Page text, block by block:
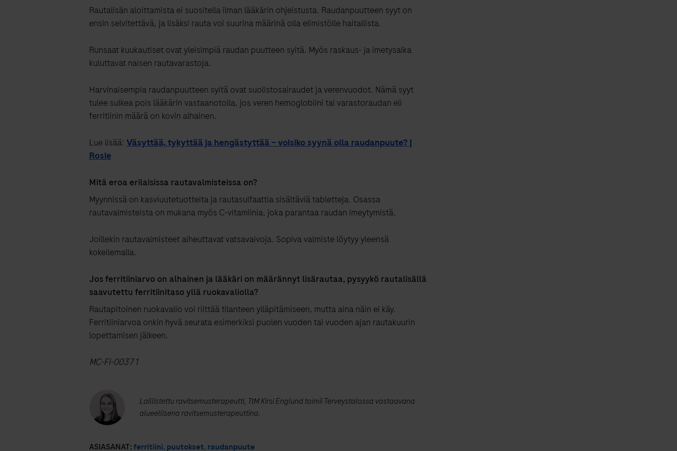
Rautalisän aloittamista ei suositella ilman lääkärin ohjeistusta. Raudanpuutteen syyt on
ensin selvitettävä, ja lisäksi rauta voi suurina määrinä olla elimistölle haitallista.
Runsaat kuukautiset ovat yleisimpiä raudan puutteen syitä. Myös raskaus- ja imetysaika
kuluttavat naisen rautavarastoja.
Harvinaisempia raudanpuutteen syitä ovat suolistosairaudet ja verenvuodot. Nämä syyt
tulee sulkea pois lääkärin vastaanotolla, jos veren hemoglobiini tai varastoraudan eli
ferritiinin määrä on kovin alhainen.
Lue lisää: Väsyttää, tykyttää ja hengästyttää – voisiko syynä olla raudanpuute? |
Rosie
Mitä eroa erilaisissa rautavalmisteissa on?
Myynnissä on kasviuutetuotteita ja rautasulfaattia sisältäviä tabletteja. Osassa
rautavalmisteista on mukana myös C-vitamiinia, joka parantaa raudan imeytymistä.
Joillekin rautavalmisteet aiheuttavat vatsavaivoja. Sopiva valmiste löytyy yleensä
kokeilemalla.
Jos ferritiiniarvo on alhainen ja lääkäri on määrännyt lisärautaa, pysyykö rautalisällä
saavutettu ferritiinitaso yllä ruokavaliolla?
Rautapitoinen ruokavalio voi riittää tilanteen ylläpitämiseen, mutta aina näin ei käy.
Ferritiiniarvoa onkin hyvä seurata esimerkiksi puolen vuoden tai vuoden ajan rautakuurin
lopettamisen jälkeen.
MC-FI-00371
Laillistettu ravitsemusterapeutti, TtM Kirsi Englund toimii Terveystalossa vastaavana
alueellisena ravitsemusterapeuttina.
ASIASANAT:ferritiini, puutokset, raudanpuute